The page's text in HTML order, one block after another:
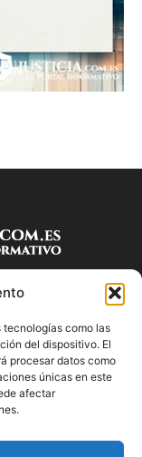
tecnologías como las
del dispositivo. El
procesar datos como
únicas en este
afectar
relevante sobre la
conoce las leyes
legales en este
España.